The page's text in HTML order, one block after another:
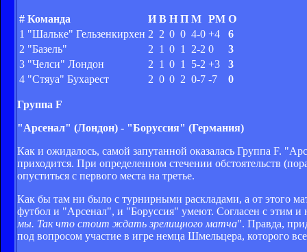
# Команда И В Н П М РМ О
1 "Шальке" Гельзенкирхен 2 2 0 0 4-0 +4
6
2 "Базель" 2 1 0 1 2-2 0
3
3 "Челси" Лондон 2 1 0 1 5-2 +3
3
4 "Стяуа" Бухарест 2 0 0 2 0-7 -7 0
Группа F
"Арсенал" (Лондон) - "Боруссия" (Германия)
Как и ожидалось, самой запутанной оказалась Группа F.
приходится. При определенном стечении обстоятельств
опуститься с первого места на третье.
Как бы там ни было с турнирными раскладами, а от этого
футбол и "Арсенал", и "Боруссия" умеют. Согласен с этим и
мы. Так что стоит ждать зрелищного матча". Правда,
под вопросом участие в игре немца Шмельцера, которого